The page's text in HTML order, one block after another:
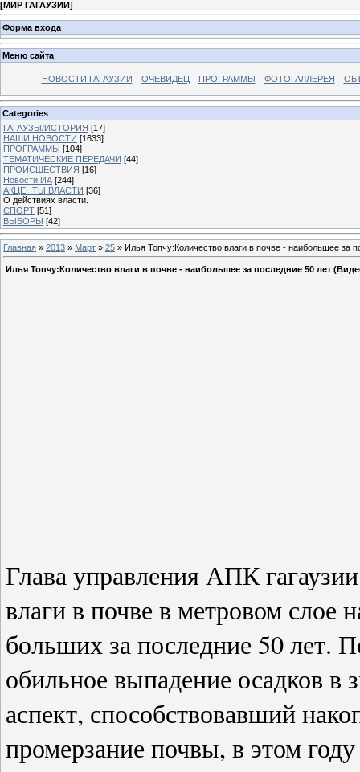
[МИР ГАГАУЗИИ]
Форма входа
Меню сайта
НОВОСТИ ГАГАУЗИИ ОЧЕВИДЕЦ ПРОГРАММЫ ФОТОГАЛЛЕРЕЯ
Categories
ГАГАУЗЫ/ИСТОРИЯ [17]
НАШИ НОВОСТИ [1633]
ПРОГРАММЫ [104]
ТЕМАТИЧЕСКИЕ ПЕРЕДАЧИ [44]
ПРОИСШЕСТВИЯ [16]
Новости ИА [244]
АКЦЕНТЫ ВЛАСТИ [36]
О действиях власти.
СПОРТ [51]
ВЫБОРЫ [42]
Главная » 2013 » Март » 25 » Илья Топчу:Количество влаги в почве - наибольшее за
Илья Топчу:Количество влаги в почве - наибольшее за последние 50 лет
Глава управления АПК
влаги в почве в метровом
больших за последние 50 лет.
обильное выпадение осадков
аспект, способствовавший
промерзание почвы, в этом